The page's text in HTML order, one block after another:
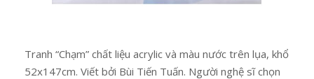
Tranh “Chạm” chất liệu acrylic và màu nước trên lụa, khổ
52x147cm. Viết bởi Bùi Tiến Tuấn. Người nghệ sĩ chọn